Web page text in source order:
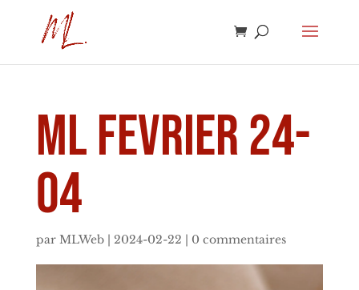
ML fevrier 24-
04
par MLWeb| 2024-02-22 | 0 commentaires